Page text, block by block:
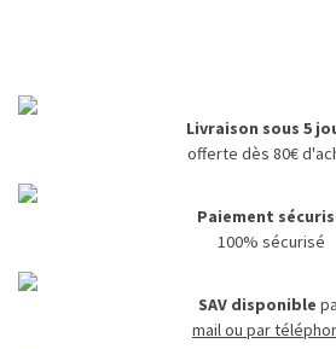
Livraison sous 5
offerte dès 80€
Paiement
100% sécurisé
SAV disponible
mail ou par